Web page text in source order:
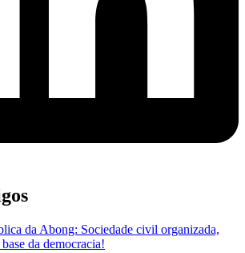
da Abong: Sociedade civil organizada,
da democracia!